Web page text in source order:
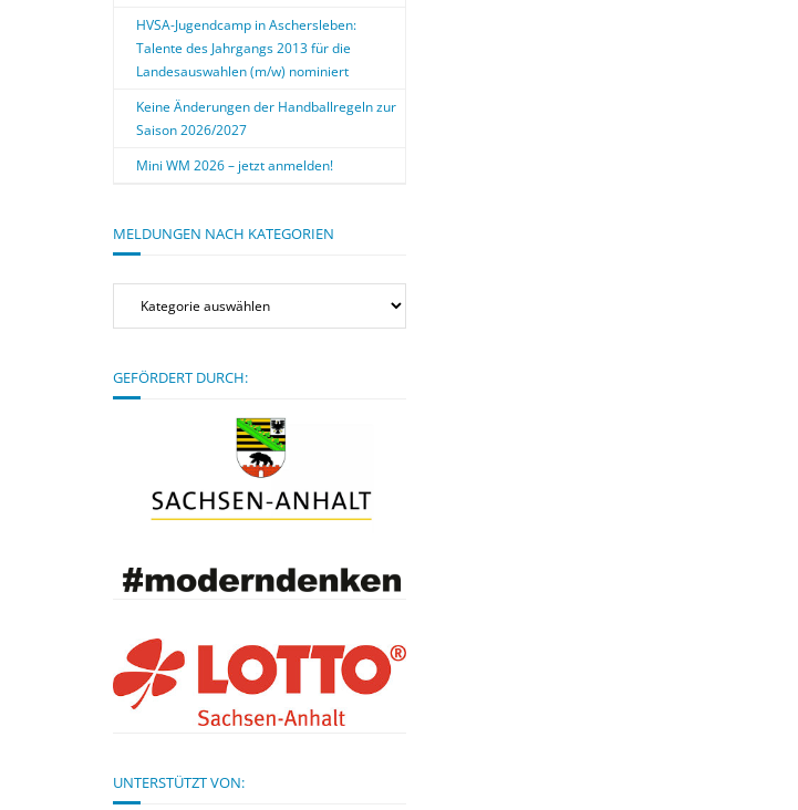
HVSA-Jugendcamp in Aschersleben:
Talente des Jahrgangs 2013 für die
Landesauswahlen (m/w) nominiert
Keine Änderungen der Handballregeln zur
Saison 2026/2027
Mini WM 2026 – jetzt anmelden!
MELDUNGEN NACH KATEGORIEN
Meldungen
Kategorien
GEFÖRDERT DURCH:
UNTERSTÜTZT VON: